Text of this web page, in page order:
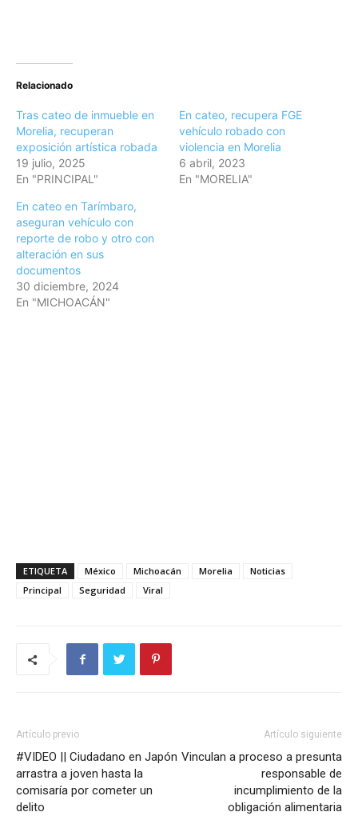
Relacionado
Tras cateo de inmueble en
Morelia, recuperan
exposición artística robada
19 julio, 2025
En "PRINCIPAL"
En cateo, recupera FGE
vehículo robado con
violencia en Morelia
6 abril, 2023
En "MORELIA"
En cateo en Tarímbaro,
aseguran vehículo con
reporte de robo y otro con
alteración en sus
documentos
30 diciembre, 2024
En "MICHOACÁN"
ETIQUETA México Michoacán Morelia
Noticias
Principal
Seguridad Viral
Artículo previo
#VIDEO || Ciudadano en Japón
arrastra a joven hasta la
comisaría por cometer un
delito
Artículo siguiente
Vinculan a proceso a presunta
responsable de
incumplimiento de la
obligación alimentaria